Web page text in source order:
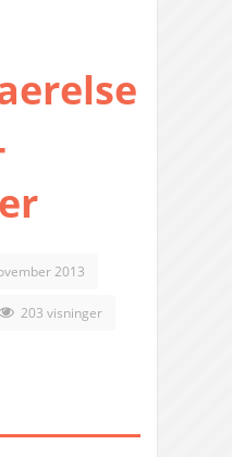
2013
203 visninger